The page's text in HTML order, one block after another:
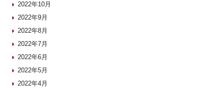
2022年10月
2022年9月
2022年8月
2022年7月
2022年6月
2022年5月
2022年4月